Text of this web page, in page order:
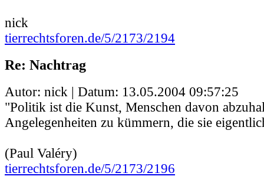
nick
tierrechtsforen.de/5/2173/2194
Re: Nachtrag
Autor: nick | Datum: 13.05.2004 09:57:25
"Politik ist die Kunst, Menschen davon
Angelegenheiten zu kümmern, die sie
(Paul Valéry)
tierrechtsforen.de/5/2173/2196